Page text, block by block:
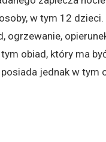
w tym 12
ogrzewanie,
obiad, który ma
jednak w